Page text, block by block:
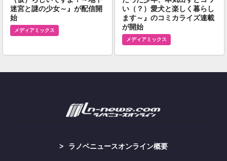
迷宮と謎の少女～』が配信開
始
メディアミックス
い（？）愛犬と楽しく暮らし
ます～』のコミカライズ連載
が開始
メディアミックス
ラノベニュースオンライン概要